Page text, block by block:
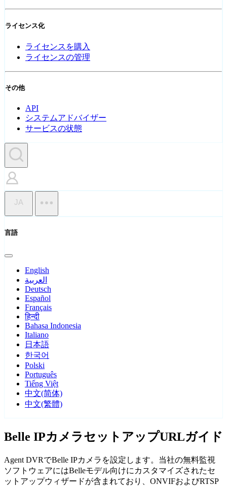
ライセンス化
ライセンスを購入
ライセンスの管理
その他
API
システムアドバイザー
サービスの状態
JA
言語
English
العربية
Deutsch
Español
Français
हिन्दी
Bahasa Indonesia
Italiano
日本語
한국어
Polski
Português
Tiếng Việt
中文(简体)
中文(繁體)
Belle IPカメラセットアップURLガイド
Agent DVRでBelle IPカメラを設定します。当社の無料監視
ソフトウェアにはBelleモデル向けにカスタマイズされたセ
ットアップウィザードが含まれており、ONVIFおよびRTSP